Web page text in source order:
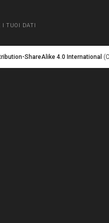
I TUOI DATI
ShareAlike 4.0 International